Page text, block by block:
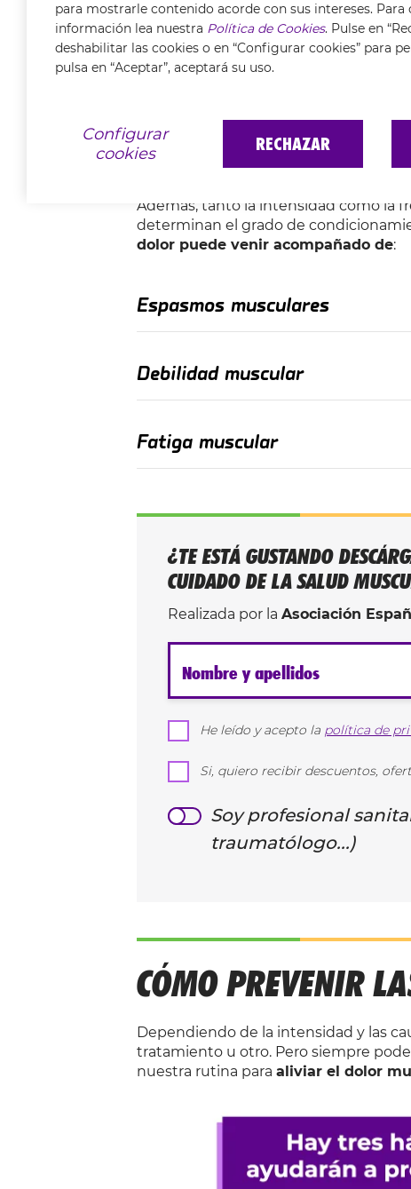
Pueden aparecerdurante la
muscular, los calambres y las
CAUSAS NO RELACIONADAS
mala higiene postural,malos
alimentación
pueden manifestarse
relación con alguna
enfermedad
Además, tanto la intensidad como la
determinan el grado de
dolor puede venir acompañado de:
Espasmos musculares
Debilidad muscular
Fatiga muscular
¿TE ESTÁ GUSTANDO
CUIDADO DE LA SALUD
Realizada por la Asociación
Nombre y apellidos
He leído y acepto la política de
Si, quiero recibir descuentos,
Soy profesional
traumatólogo...)
CÓMO PREVENIR
Dependiendo de la intensidad y las
tratamiento u otro. Pero siempre
nuestra rutina para aliviar el dolor
para mostrarle contenido acorde con sus intereses. Para
información lea nuestra Política de Cookies. Pulse en
deshabilitar las cookies o en “Configurar cookies” para
pulsa en “Aceptar”, aceptará su uso.
Configurar
cookies
RECHAZAR